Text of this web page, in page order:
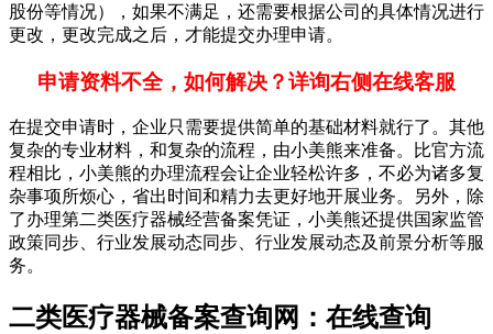
股份等情况），如果不满足，还需要根据公司的具体情况进行
更改，更改完成之后，才能提交办理申请。
申请资料不全，如何解决？详询右侧在线客服
在提交申请时，企业只需要提供简单的基础材料就行了。其他
复杂的专业材料，和复杂的流程，由小美熊来准备。比官方流
程相比，小美熊的办理流程会让企业轻松许多，不必为诸多复
杂事项所烦心，省出时间和精力去更好地开展业务。另外，除
了办理第二类医疗器械经营备案凭证，小美熊还提供国家监管
政策同步、行业发展动态同步、行业发展动态及前景分析等服
务。
二类医疗器械备案查询网：在线查询